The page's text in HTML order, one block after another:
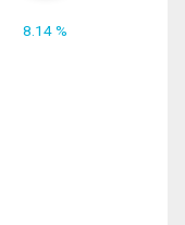
8.14 %